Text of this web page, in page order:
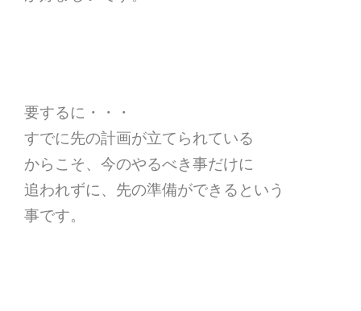
要するに・・・
すでに先の計画が立てられている
からこそ、今のやるべき事だけに
追われずに、先の準備ができるという
事です。